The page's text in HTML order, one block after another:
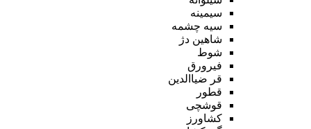
سیمینه
سیه چشمه
شاهین دژ
شوط
فیرورق
قر ضیاالدین
قطور
قوشچی
کشاورز